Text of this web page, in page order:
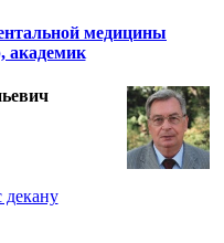
медицины
академик
декану